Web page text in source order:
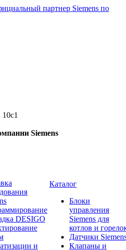
Siemens
DESIGO
и
Каталог
Блоки
управления
Siemens для
котлов и
Датчики
Клапаны и